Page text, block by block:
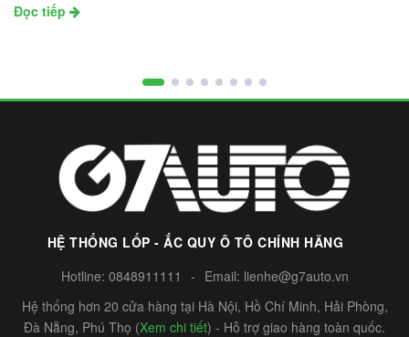
Đọc tiếp
HỆ THỐNG LỐP - ẮC QUY Ô TÔ CHÍNH HÃNG
Hotline: 0848911111 - Email: lienhe@g7auto.vn
Hệ thống hơn 20 cửa hàng tại Hà Nội, Hồ Chí Minh, Hải Phòng,
Đà Nẵng, Phú Thọ (Xem chi tiết) - Hỗ trợ giao hàng toàn quốc.